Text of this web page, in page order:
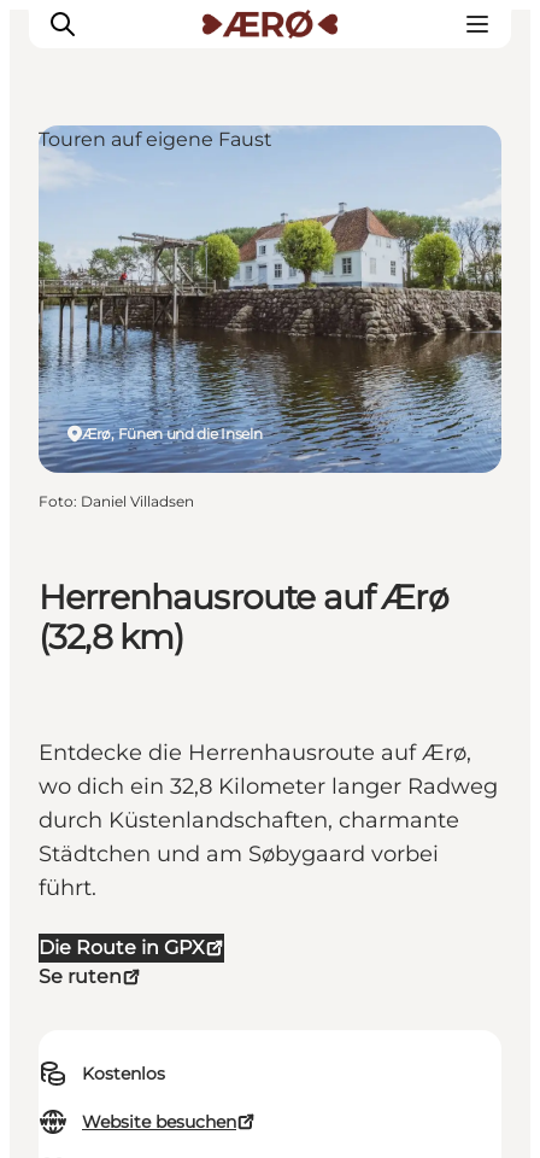
Essen
Erleben
Veranstaltungen
Reiseplanung
Herrenhausroute auf Ærø
(32,8 km)
Entdecke die Herrenhausroute auf Ærø,
wo dich ein 32,8 Kilometer langer Radweg
durch Küstenlandschaften, charmante
Städtchen und am Søbygaard vorbei
führt.
Die Route in GPX
Se ruten
Kostenlos
Website besuchen
Ærø, Fünen und die Inseln
Touren auf eigene Faust
Foto: Daniel Villadsen